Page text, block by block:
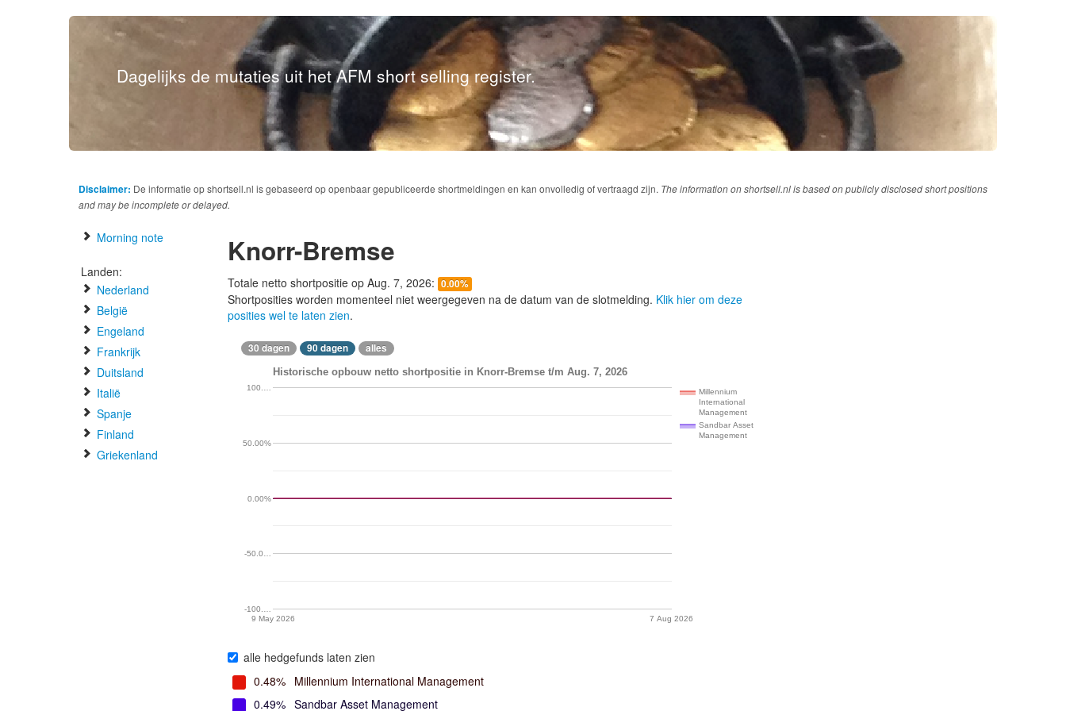
Dagelijks de mutaties uit het AFM short selling register.
Disclaimer: De informatie op shortsell.nl is gebaseerd op openbaar gepubliceerde shortmeldingen en kan onvolledig of vertraagd zijn. The information on shortsell.nl is based on publicly disclosed short positions
and may be incomplete or delayed.
Morning note
Landen:
Nederland
België
Engeland
Frankrijk
Duitsland
Italië
Spanje
Finland
Griekenland
Knorr-Bremse
Totale netto shortpositie op Aug. 7, 2026: 0.00%
Shortposities worden momenteel niet weergegeven na de datum van de slotmelding. Klik hier om deze
posities wel te laten zien.
30 dagen 90 dagen alles
Historische opbouw netto shortpositie in Knorr-Bremse t/m Aug. 7, 2026
Millennium
International
Management
Sandbar Asset
Management
9 May 2026 7 Aug 2026
-100.…
-50.0…
0.00%
50.00%
100.…
alle hedgefunds laten zien
0.48% Millennium International Management
0.49% Sandbar Asset Management